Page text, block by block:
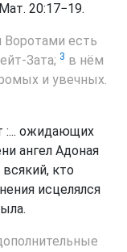
20:17−19.
есть
Зата; 3 в нём
и увечных.
:... ожидающих
ангел Адоная
кто
исцелялся